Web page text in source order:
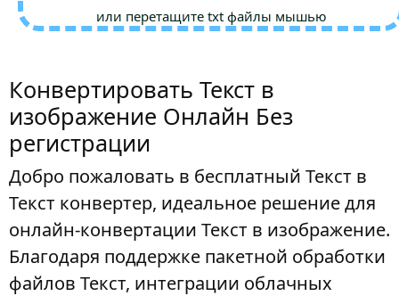
или перетащите txt файлы мышью
Конвертировать Текст в
изображение Онлайн Без
регистрации
Добро пожаловать в бесплатный Текст в
Текст конвертер, идеальное решение для
онлайн-конвертации Текст в изображение.
Благодаря поддержке пакетной обработки
файлов Текст, интеграции облачных